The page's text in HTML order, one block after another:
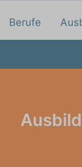
Berufe